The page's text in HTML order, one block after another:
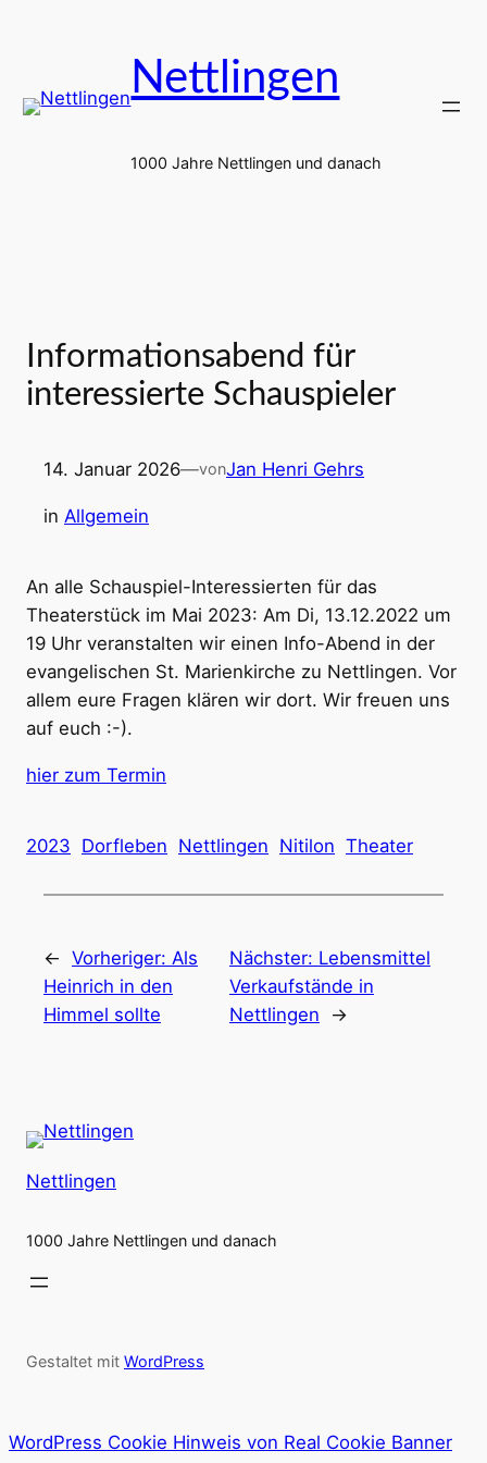
Nettlingen
1000 Jahre Nettlingen und danach
Informationsabend für
interessierte Schauspieler
14. Januar 2026—vonJan Henri Gehrs
in Allgemein
An alle Schauspiel-Interessierten für das
Theaterstück im Mai 2023: Am Di, 13.12.2022 um
19 Uhr veranstalten wir einen Info-Abend in der
evangelischen St. Marienkirche zu Nettlingen. Vor
allem eure Fragen klären wir dort. Wir freuen uns
auf euch :-).
hier zum Termin
2023 Dorfleben Nettlingen Nitilon Theater
← Vorheriger: Als
Heinrich in den
Himmel sollte
Nächster: Lebensmittel
Verkaufstände in
Nettlingen
→
Nettlingen
1000 Jahre Nettlingen und danach
Gestaltet mit WordPress
WordPress Cookie Hinweis von Real Cookie Banner